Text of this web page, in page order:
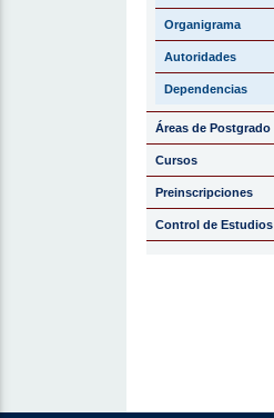
Organigrama
Autoridades
Dependencias
Áreas de Postgrado
Cursos
Preinscripciones
Control de Estudios